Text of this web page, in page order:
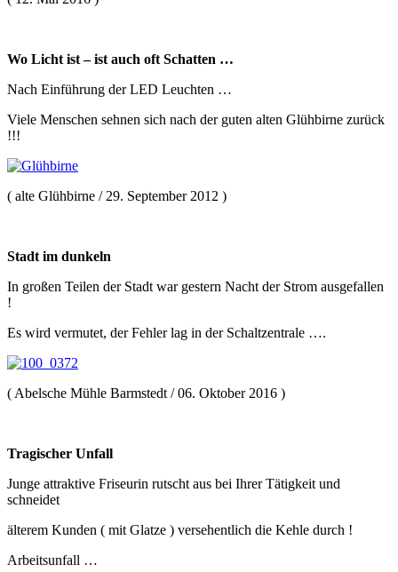
Wo Licht ist – ist auch oft Schatten …
Nach Einführung der LED Leuchten …
Viele Menschen sehnen sich nach der guten alten Glühbirne zurück
!!!
( alte Glühbirne / 29. September 2012 )
Stadt im dunkeln
In großen Teilen der Stadt war gestern Nacht der Strom ausgefallen
!
Es wird vermutet, der Fehler lag in der Schaltzentrale ….
( Abelsche Mühle Barmstedt / 06. Oktober 2016 )
Tragischer Unfall
Junge attraktive Friseurin rutscht aus bei Ihrer Tätigkeit und
schneidet
älterem Kunden ( mit Glatze ) versehentlich die Kehle durch !
Arbeitsunfall …